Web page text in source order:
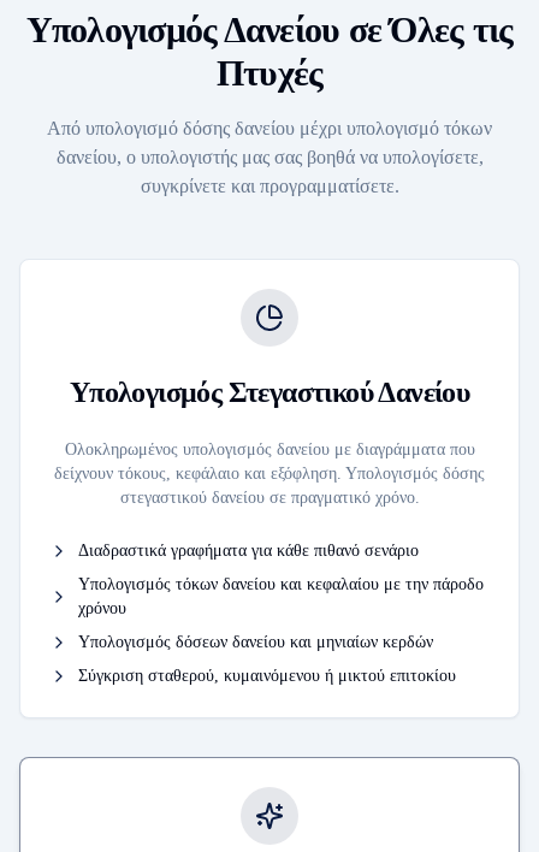
Υπολογισμός Δανείου σε Όλες τις
Πτυχές
Από υπολογισμό δόσης δανείου μέχρι υπολογισμό τόκων
δανείου, ο υπολογιστής μας σας βοηθά να υπολογίσετε,
συγκρίνετε και προγραμματίσετε.
Υπολογισμός Στεγαστικού Δανείου
Ολοκληρωμένος υπολογισμός δανείου με διαγράμματα που
δείχνουν τόκους, κεφάλαιο και εξόφληση. Υπολογισμός δόσης
στεγαστικού δανείου σε πραγματικό χρόνο.
Διαδραστικά γραφήματα για κάθε πιθανό σενάριο
Υπολογισμός τόκων δανείου και κεφαλαίου με την πάροδο
χρόνου
Υπολογισμός δόσεων δανείου και μηνιαίων κερδών
Σύγκριση σταθερού, κυμαινόμενου ή μικτού επιτοκίου